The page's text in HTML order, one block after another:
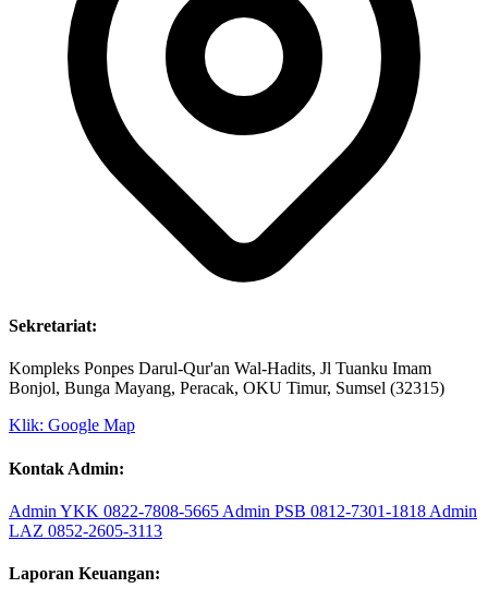
Sekretariat:
Kompleks Ponpes Darul-Qur'an Wal-Hadits, Jl Tuanku Imam
Bonjol, Bunga Mayang, Peracak, OKU Timur, Sumsel (32315)
Klik: Google Map
Kontak Admin:
Admin YKK 0822-7808-5665 Admin PSB 0812-7301-1818 Admin
LAZ 0852-2605-3113
Laporan Keuangan: